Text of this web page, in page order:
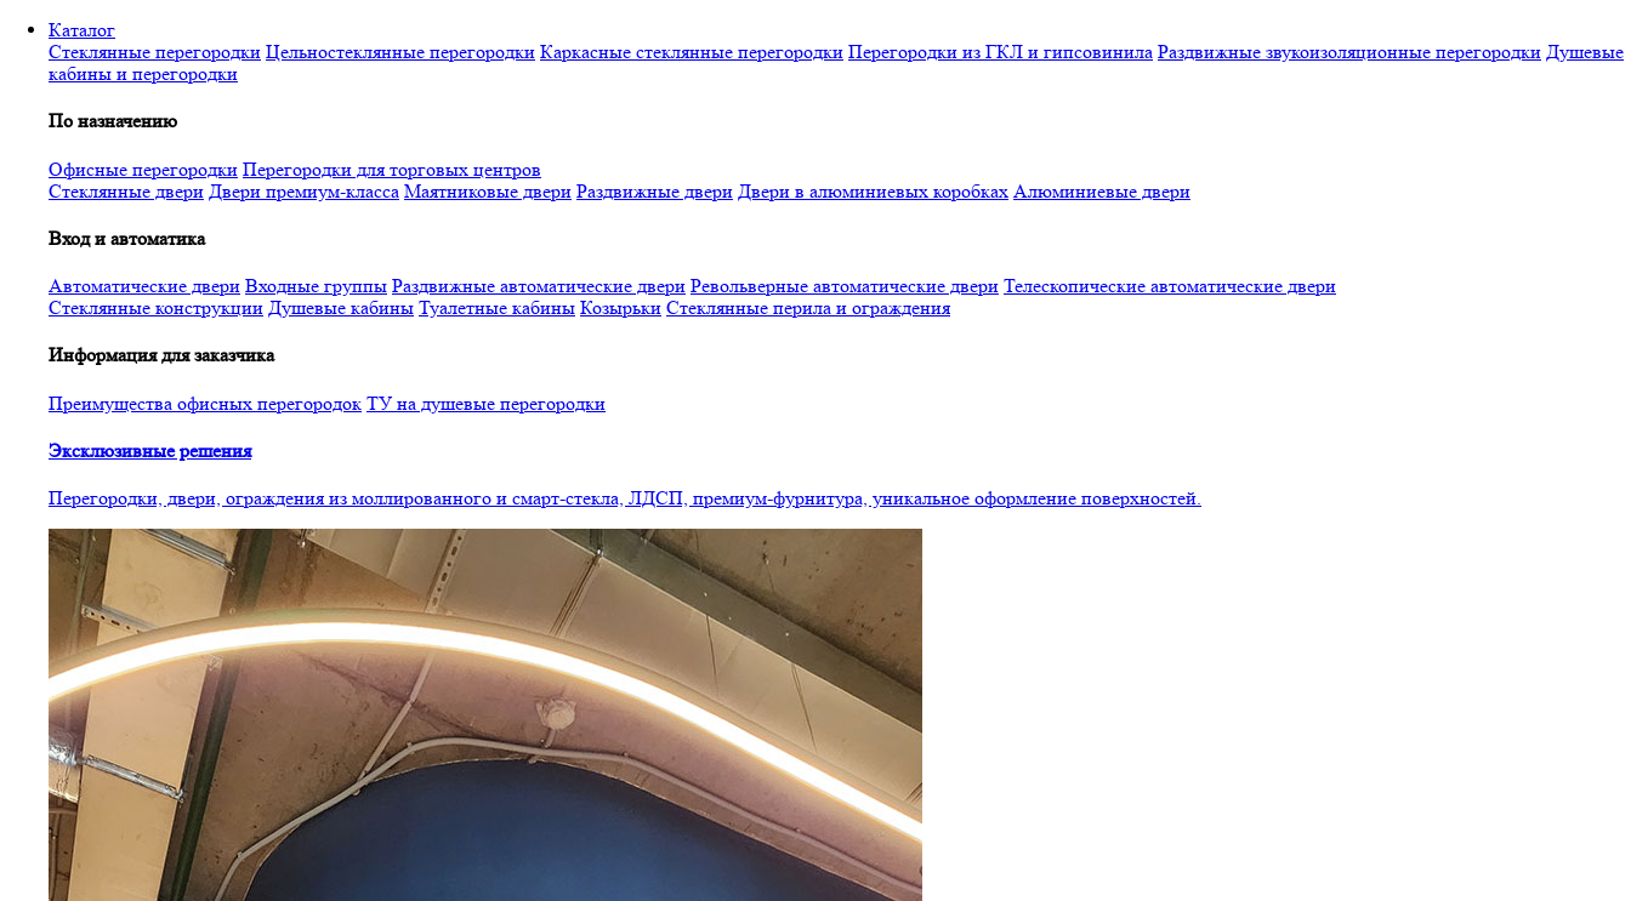
Перейти
основному
Каталог
Стеклянные перегородки Цельностеклянные перегородки Каркасные стеклянные перегородки Перегородки из ГКЛ и гипсовинила Раздвижные звукоизоляционные перегородки Душевые
кабины и перегородки
По назначению
Офисные перегородки Перегородки для торговых центров
Стеклянные двери Двери премиум-класса Маятниковые двери Раздвижные двери Двери в алюминиевых коробках Алюминиевые двери
Вход и автоматика
Автоматические двери Входные группы Раздвижные автоматические двери Револьверные автоматические двери Телескопические автоматические двери
Стеклянные конструкции Душевые кабины Туалетные кабины Козырьки Стеклянные перила и ограждения
Информация для заказчика
Преимущества офисных перегородок ТУ на душевые перегородки
Эксклюзивные решения
Перегородки, двери, ограждения из моллированного и смарт-стекла, ЛДСП, премиум-фурнитура, уникальное оформление поверхностей.